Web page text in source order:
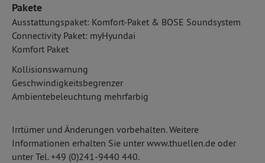
Pakete
Ausstattungspaket: Komfort-Paket & BOSE Soundsystem
Connectivity Paket: myHyundai
Komfort Paket
Kollisionswarnung
Geschwindigkeitsbegrenzer
Ambientebeleuchtung mehrfarbig
Irrtümer und Änderungen vorbehalten. Weitere
Informationen erhalten Sie unter www.thuellen.de oder
unter Tel. +49 (0)241-9440 440.